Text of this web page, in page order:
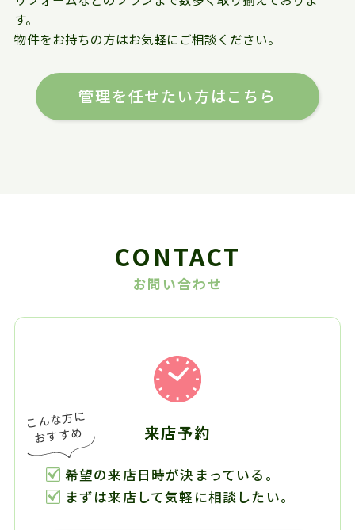
す。
物件をお持ちの方はお気軽にご相談ください。
管理を任せたい方はこちら
CONTACT
お問い合わせ
来店予約
希望の来店日時が決まっている。
まずは来店して気軽に相談したい。